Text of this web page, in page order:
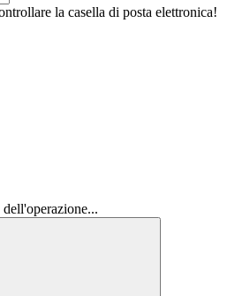
la casella di posta elettronica!